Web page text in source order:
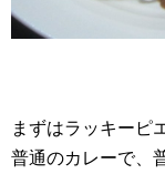
まずはラッキーピ
普通のカレーで、